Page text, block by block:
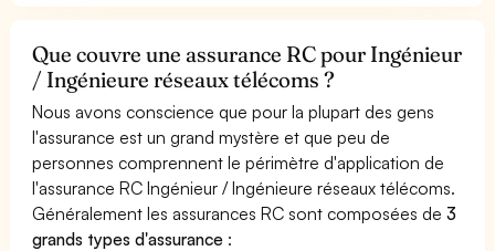
Que couvre une assurance RC pour Ingénieur
/ Ingénieure réseaux télécoms ?
Nous avons conscience que pour la plupart des gens
l'assurance est un grand mystère et que peu de
personnes comprennent le périmètre d'application de
l'assurance RC Ingénieur / Ingénieure réseaux télécoms.
Généralement les assurances RC sont composées de3
grands types d'assurance :